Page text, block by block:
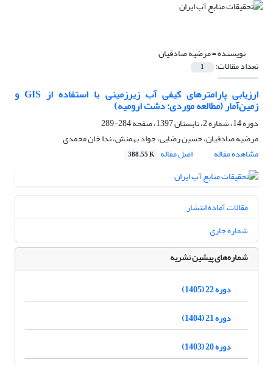
نویسنده =مرضیه صادقیان
تعداد مقالات: 1
ارزیابی پارامترهای کیفی آب زیرزمینی با استفاده از GIS و
زمین‌آمار (مطالعه موردی: دشت ارومیه)
دوره 14، شماره 2، تابستان 1397، صفحه
284-289
مرضیه صادقیان، حسین رضایی، جواد بهمنش، ندا خان محمدی
مشاهده مقاله
اصل مقاله 388.55 K
مقالات آماده انتشار
شماره جاری
شماره‌های پیشین نشریه
دوره 22 (1405)
دوره 21 (1404)
دوره 20 (1403)